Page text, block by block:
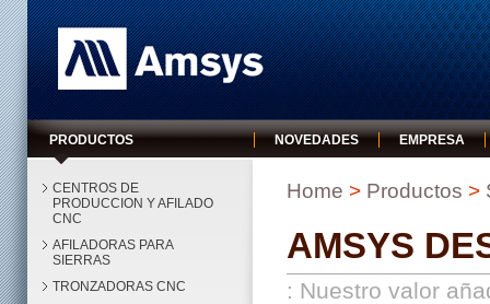
Amsys
PRODUCTOS
CENTROS DE
PRODUCCION Y AFILADO
CNC
AFILADORAS PARA
SIERRAS
TRONZADORAS CNC
NOVEDADES EMPRESA
Home > Productos >
AMSYS
: Nuestro valor